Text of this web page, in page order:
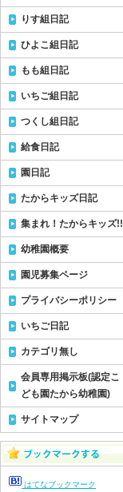
りす組日記
ひよこ組日記
もも組日記
いちご組日記
つくし組日記
給食日記
園日記
たからキッズ日記
集まれ！たからキッズ!!
幼稚園概要
園児募集ページ
プライバシーポリシー
いちご日記
カテゴリ無し
会員専用掲示板(認定こ
ども園たから幼稚園)
サイトマップ
はてなブックマーク